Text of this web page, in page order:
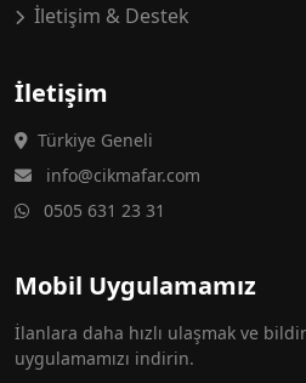
İletişim & Destek
İletişim
Türkiye Geneli
info@cikmafar.com
0505 631 23 31
Mobil Uygulamamız
İlanlara daha hızlı ulaşmak ve
uygulamamızı indirin.